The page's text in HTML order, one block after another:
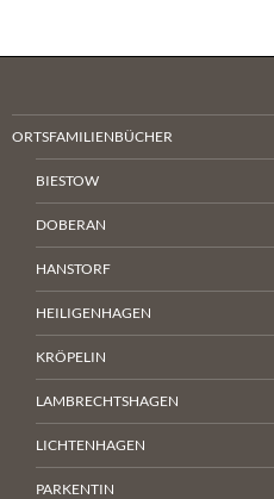
ORTSFAMILIENBÜCHER
BIESTOW
DOBERAN
HANSTORF
HEILIGENHAGEN
KRÖPELIN
LAMBRECHTSHAGEN
LICHTENHAGEN
PARKENTIN